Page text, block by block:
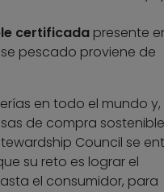
certificadapresente
pescado proviene de
en todo el mundo y,
de compra
Council se
su reto es lograr el
el consumidor, para